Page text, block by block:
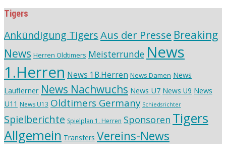
Tigers
Ankündigung TigersAus der Presse Breaking
News Herren Oldtimers Meisterrunde News
1.Herren News 1B.Herren News Damen News
Lauflerner News Nachwuchs News U7 News U9 News
U11 News U13 Oldtimers Germany Schiedsrichter
Spielberichte Spielplan 1. Herren Sponsoren Tigers
Allgemein Transfers Vereins-News